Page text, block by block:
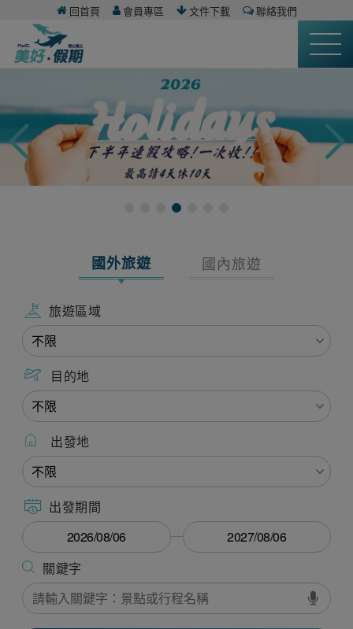
回首頁 會員專區 文件下載 聯絡我們
國外旅遊 國內旅遊
旅遊區域
目的地
出發地
出發期間